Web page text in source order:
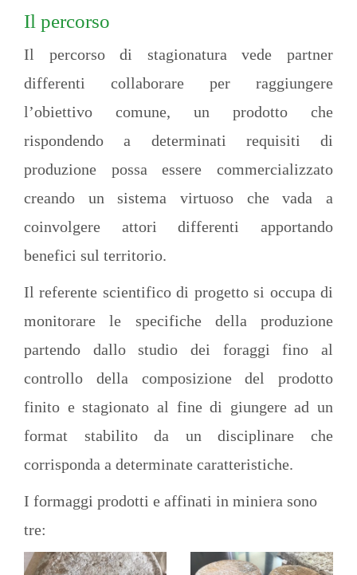
Il percorso
Il percorso di stagionatura vede partner
differenti collaborare per raggiungere
l’obiettivo comune, un prodotto che
rispondendo a determinati requisiti di
produzione possa essere commercializzato
creando un sistema virtuoso che vada a
coinvolgere attori differenti apportando
benefici sul territorio.
Il referente scientifico di progetto si occupa di
monitorare le specifiche della produzione
partendo dallo studio dei foraggi fino al
controllo della composizione del prodotto
finito e stagionato al fine di giungere ad un
format stabilito da un disciplinare che
corrisponda a determinate caratteristiche.
I formaggi prodotti e affinati in miniera sono
tre: